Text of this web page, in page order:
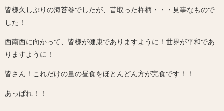
皆様久しぶりの海苔巻でしたが、昔取った杵柄・・・見事なもので
した！
西南西に向かって、皆様が健康でありますように！世界が平和であ
りますように！
皆さん！これだけの量の昼食をほとんどん方が完食です！！
あっぱれ！！